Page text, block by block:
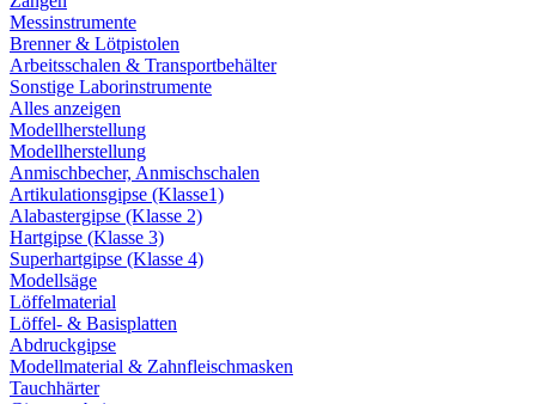
Messinstrumente
Brenner & Lötpistolen
Arbeitsschalen & Transportbehälter
Sonstige Laborinstrumente
Alles anzeigen
Modellherstellung
Modellherstellung
Anmischbecher, Anmischschalen
Artikulationsgipse (Klasse1)
Alabastergipse (Klasse 2)
Hartgipse (Klasse 3)
Superhartgipse (Klasse 4)
Modellsäge
Löffelmaterial
Löffel- & Basisplatten
Abdruckgipse
Modellmaterial & Zahnfleischmasken
Tauchhärter